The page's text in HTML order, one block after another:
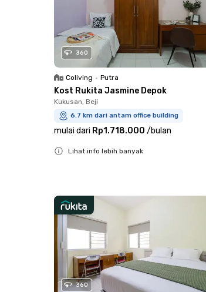
360
Coliving • Putra
Kost Rukita Jasmine Depok
Kukusan, Beji
6.7 km dari antam office building
mulai dari Rp1.718.000 /bulan
Lihat info lebih banyak
360